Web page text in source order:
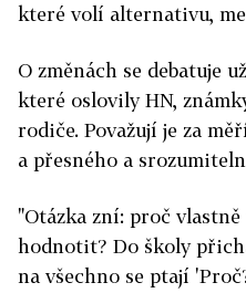
které volí alternativu,
O změnách se debatuje
které oslovily HN,
rodiče. Považují je za
a přesného a
"Otázka zní: proč
hodnotit? Do školy
na všechno se ptají